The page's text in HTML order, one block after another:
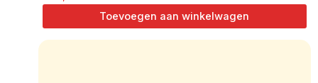
Toevoegen aan winkelwagen